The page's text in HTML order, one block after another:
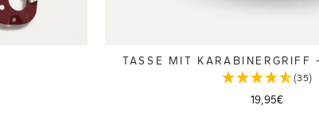
TASSE MIT KARABINERGRIFF
(35)
19,95€